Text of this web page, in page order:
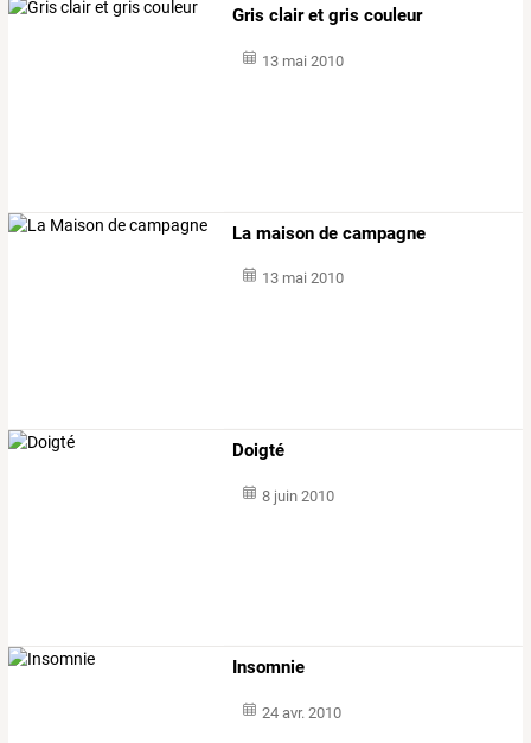
Gris clair et gris couleur
13 mai 2010
La maison de campagne
13 mai 2010
Doigté
8 juin 2010
Insomnie
24 avr. 2010